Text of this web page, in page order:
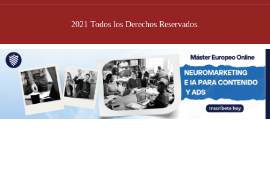
2021 Todos los Derechos Reservados.